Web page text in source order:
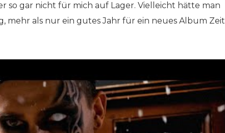
so gar nicht für mich auf Lager. Vielleicht hätte man
mehr als nur ein gutes Jahr für ein neues Album Zeit